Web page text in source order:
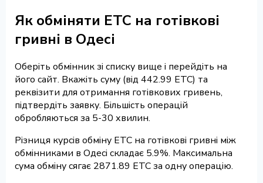
Як обміняти ETC на готівкові
гривні в Одесі
Оберіть обмінник зі списку вище і перейдіть на
його сайт. Вкажіть суму (від 442.99 ETC) та
реквізити для отримання готівкових гривень,
підтвердіть заявку. Більшість операцій
обробляються за 5-30 хвилин.
Різниця курсів обміну ETC на готівкові гривні між
обмінниками в Одесі складає 5.9%. Максимальна
сума обміну сягає 2871.89 ETC за одну операцію.